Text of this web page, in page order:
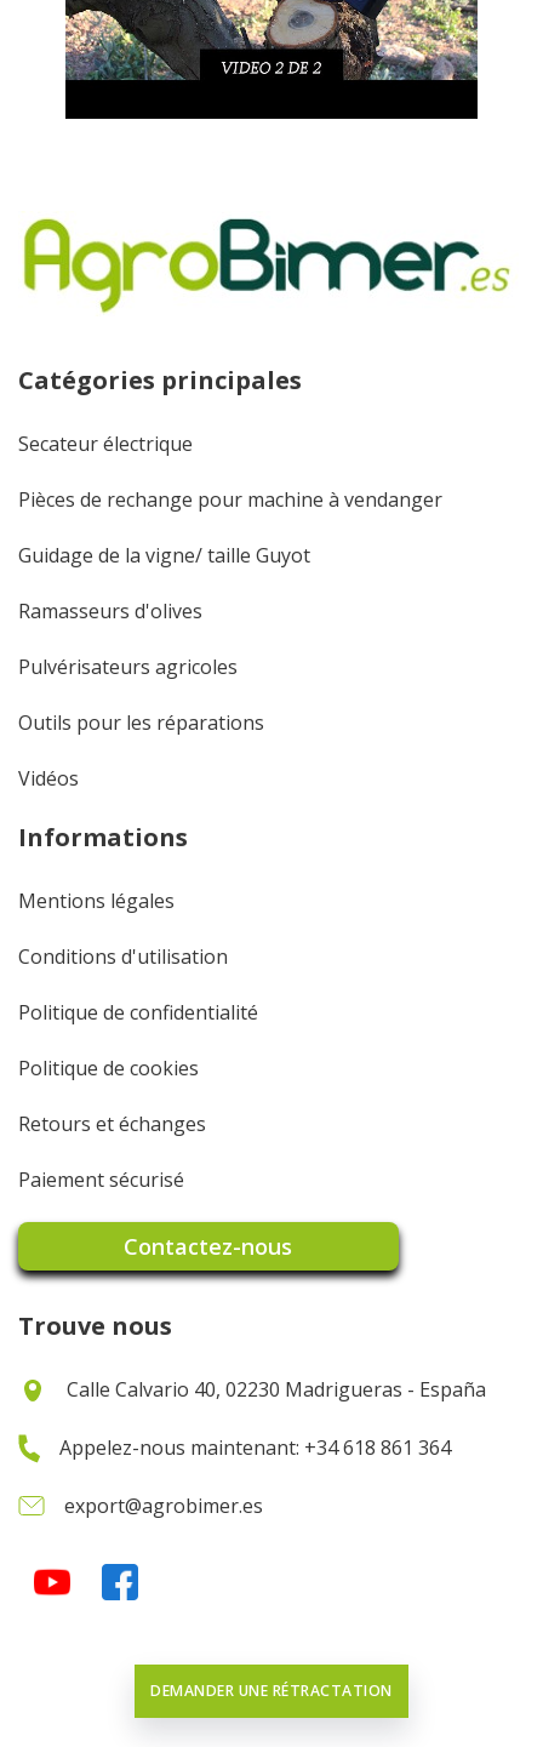
Catégories principales
Secateur électrique
Pièces de rechange pour machine à vendanger
Guidage de la vigne/ taille Guyot
Ramasseurs d'olives
Pulvérisateurs agricoles
Outils pour les réparations
Vidéos
Informations
Mentions légales
Conditions d'utilisation
Politique de confidentialité
Politique de cookies
Retours et échanges
Paiement sécurisé
Contactez-nous
Trouve nous
Calle Calvario 40, 02230 Madrigueras - España
Appelez-nous maintenant: +34 618 861 364
export@agrobimer.es
DEMANDER UNE RÉTRACTATION